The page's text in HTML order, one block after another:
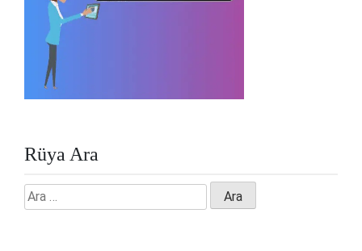
Rüya Ara
Arama: